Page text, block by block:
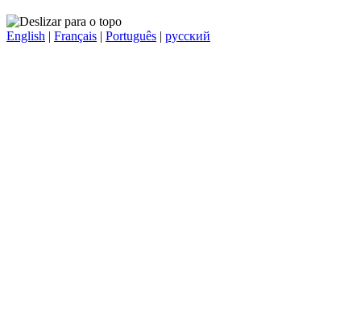
English | Français | Português | русский